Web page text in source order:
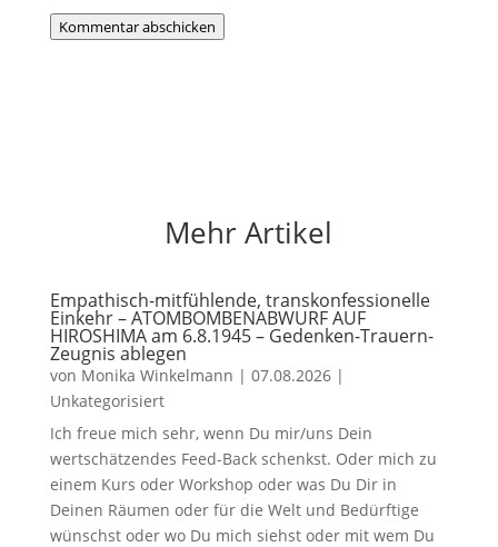
Kommentar abschicken
Mehr Artikel
Empathisch-mitfühlende, transkonfessionelle
Einkehr – ATOMBOMBENABWURF AUF
HIROSHIMA am 6.8.1945 – Gedenken-Trauern-
Zeugnis ablegen
von Monika Winkelmann | 07.08.2026|
Unkategorisiert
Ich freue mich sehr, wenn Du mir/uns Dein
wertschätzendes Feed-Back schenkst. Oder mich zu
einem Kurs oder Workshop oder was Du Dir in
Deinen Räumen oder für die Welt und Bedürftige
wünschst oder wo Du mich siehst oder mit wem Du